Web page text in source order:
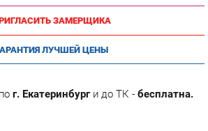
ЛУЧШЕЙ ЦЕНЫ
г. Екатеринбурги до ТК -бесплатна.